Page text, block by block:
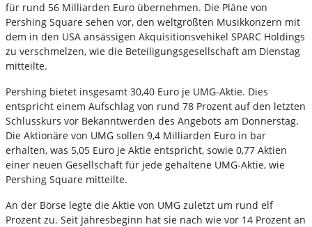
für rund 56 Milliarden Euro übernehmen. Die Pläne von
Pershing Square sehen vor, den weltgrößten Musikkonzern mit
dem in den USA ansässigen Akquisitionsvehikel SPARC Holdings
zu verschmelzen, wie die Beteiligungsgesellschaft am Dienstag
mitteilte.
Pershing bietet insgesamt 30,40 Euro je UMG-Aktie. Dies
entspricht einem Aufschlag von rund 78 Prozent auf den letzten
Schlusskurs vor Bekanntwerden des Angebots am Donnerstag.
Die Aktionäre von UMG sollen 9,4 Milliarden Euro in bar
erhalten, was 5,05 Euro je Aktie entspricht, sowie 0,77 Aktien
einer neuen Gesellschaft für jede gehaltene UMG-Aktie, wie
Pershing Square mitteilte.
An der Börse legte die Aktie von UMG zuletzt um rund elf
Prozent zu. Seit Jahresbeginn hat sie nach wie vor 14 Prozent an